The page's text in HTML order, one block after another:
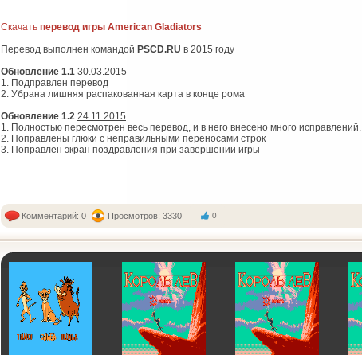
Скачать перевод игры American Gladiators
Перевод выполнен командой PSCD.RU в 2015 году
Обновление 1.1 30.03.2015
1. Подправлен перевод
2. Убрана лишняя распакованная карта в конце рома
Обновление 1.2 24.11.2015
1. Полностью пересмотрен весь перевод, и в него внесено много исправлений.
2. Поправлены глюки с неправильными переносами строк
3. Поправлен экран поздравления при завершении игры
Комментарий: 0 Просмотров: 3330 0